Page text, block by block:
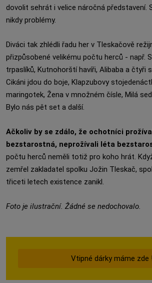
dovolit sehrát i velice náročná představení.
nikdy problémy.
Diváci tak zhlédli řadu her v Tleskačově
přizpůsobené velikému počtu herců - např.
trpaslíků, Kutnohorští havíři, Alibaba a čtyři
Cikáni jdou do boje, Klapzubovy
maringotek, Žena v množném čísle, Milá
Bylo nás pět set a další.
Ačkoliv by se zdálo, že ochotníci
bezstarostná, neprožívali léta
počtu herců neměli totiž pro koho hrát.
zemřel zakladatel spolku Jožin Tleskač,
třiceti letech existence zanikl.
Foto je ilustrační. Žádné se nedochovalo.
Vtipné dárky máme zde !